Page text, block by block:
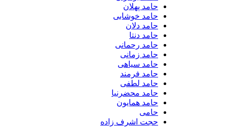
حامد پهلان
حامد خوشابی
حامد دلان
حامد دنتا
حامد رحمانی
حامد زمانی
حامد سیاهی
حامد فرمند
حامد لطفی
حامد محضرنیا
حامد همایون
حامی
حجت اشرف زاده